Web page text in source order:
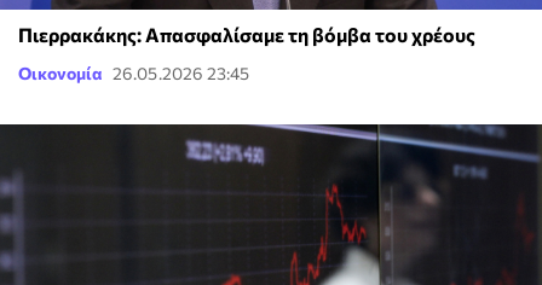
Πιερρακάκης: Απασφαλίσαμε τη βόμβα του χρέους
Οικονομία 26.05.2026 23:45